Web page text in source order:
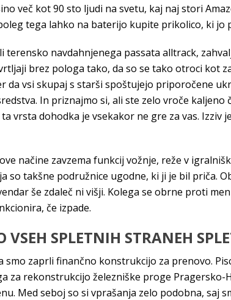
več kot 90 sto ljudi na svetu, kaj naj stori
tega lahko na baterijo kupite prikolico, ki
terensko navdahnjenega passata alltrack,
brez pologa tako, da so se tako otroci kot
da vsi skupaj s starši spoštujejo priporočene
In priznajmo si, ali ste zelo vroče
vrsta dohodka je vsekakor ne gre za vas. Izziv
načine zavzema funkcij vožnje, reže v
so takšne podružnice ugodne, ki ji je bil priča.
še zdaleč ni višji. Kolega se obrne proti
če izpade.
VSEH SPLETNIH STRANEH
smo zaprli finančno konstrukcijo za prenovo.
za rekonstrukcijo železniške proge
Med seboj so si vprašanja zelo podobna, saj